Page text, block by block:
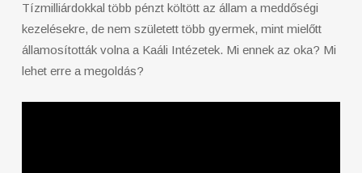
Tízmilliárdokkal több pénzt költött az állam a meddőségi
kezelésekre, de nem született több gyermek, mint mielőtt
államosították volna a Kaáli Intézetek. Mi ennek az oka? Mi
lehet erre a megoldás?